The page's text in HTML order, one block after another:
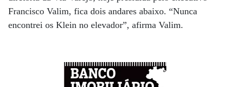
Francisco Valim, fica dois andares abaixo. “Nunca
encontrei os Klein no elevador”, afirma Valim.